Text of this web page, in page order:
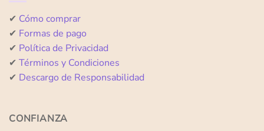
✔ Cómo comprar
✔ Formas de pago
✔ Política de Privacidad
✔ Términos y Condiciones
✔ Descargo de Responsabilidad
CONFIANZA